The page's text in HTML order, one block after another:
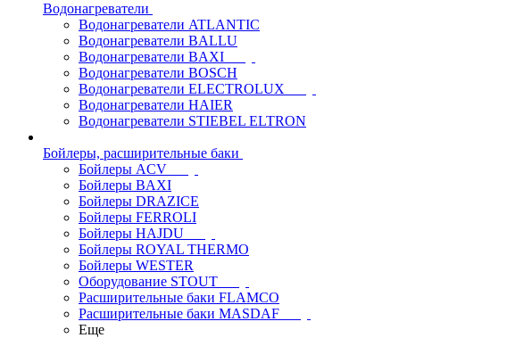
Водонагреватели
Водонагреватели ATLANTIC
Водонагреватели BALLU
Водонагреватели BAXI
Водонагреватели BOSCH
Водонагреватели ELECTROLUX
Водонагреватели HAIER
Водонагреватели STIEBEL ELTRON
Бойлеры, расширительные баки
Бойлеры ACV
Бойлеры BAXI
Бойлеры DRAZICE
Бойлеры FERROLI
Бойлеры HAJDU
Бойлеры ROYAL THERMO
Бойлеры WESTER
Оборудование STOUT
Расширительные баки FLAMCO
Расширительные баки MASDAF
Еще